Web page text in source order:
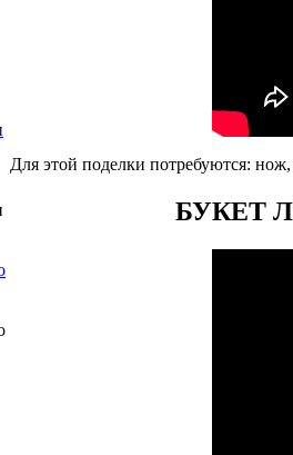
Для этой поделки потребуются:
БУКЕТ